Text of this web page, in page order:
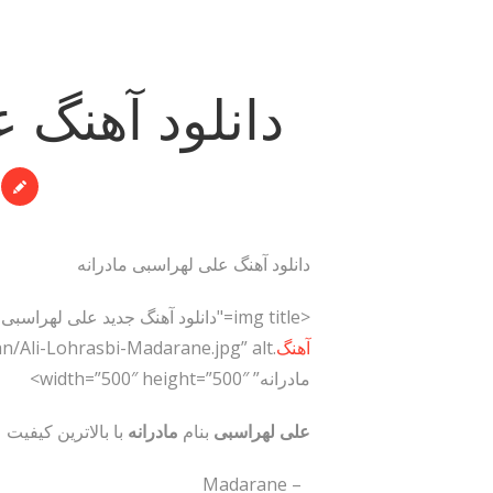
دانلود
دانلود آهنگ علی لهراسبی مادرانه
<img title="دانلود آهنگ جدید علی لهراسبی بنام مادرانه" src="http://dl.pop-
آهنگ
مادرانه” width=”500″ height=”500″>
علی لهراسبی بنام مادرانه با بالاترین کیفیت
– Madarane